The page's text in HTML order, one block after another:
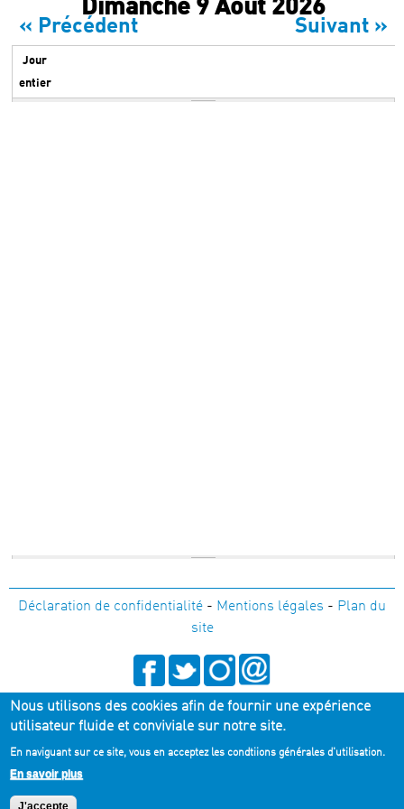
Archives Dimanche 9 Août 2026
« Précédent Suivant »
Jour
entier
Déclaration de confidentialité - Mentions légales - Plan du
site
05 56 33 36 80
Recevoir la Newsletter du TnBA
Nous utilisons des cookies afin de fournir une expérience
utilisateur fluide et conviviale sur notre site.
En naviguant sur ce site, vous en acceptez les condtiions générales d'utilisation.
En savoir plus
J'accepte